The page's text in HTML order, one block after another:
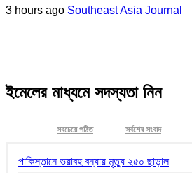
3 hours ago Southeast Asia Journal
ইমেলের মাধ্যমে সদস্যতা নিন
সবচেয়ে পঠিত সর্বশেষ সংবাদ
পাকিস্তানে ভয়াবহ বন্যায় মৃত্যু ২৫০ ছাড়াল